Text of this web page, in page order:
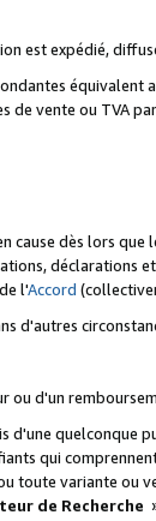
est expédié,
équivalent
vente ou TVA
dès lors
déclarations
l'Accord
d'autres
ou d'un
quelconque
qui
toute variante ou
de Recherche